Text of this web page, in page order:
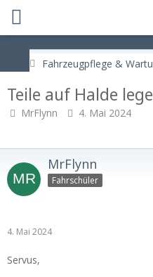
Fahrzeugpflege &
Teile auf Halde
MrFlynn 4. Mai 2024
MrFlynn
Fahrschüler
4. Mai 2024
Servus,